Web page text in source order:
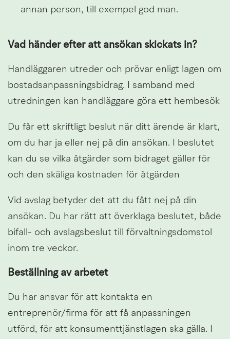
annan person, till exempel god man.
Vad händer efter att ansökan skickats in?
Handläggaren utreder och prövar enligt lagen om
bostadsanpassningsbidrag. I samband med
utredningen kan handläggare göra ett hembesök
Du får ett skriftligt beslut när ditt ärende är klart,
om du har ja eller nej på din ansökan. I beslutet
kan du se vilka åtgärder som bidraget gäller för
och den skäliga kostnaden för åtgärden
Vid avslag betyder det att du fått nej på din
ansökan. Du har rätt att överklaga beslutet, både
bifall- och avslagsbeslut till förvaltningsdomstol
inom tre veckor.
Beställning av arbetet
Du har ansvar för att kontakta en
entreprenör/firma för att få anpassningen
utförd, för att konsumenttjänstlagen ska gälla. I